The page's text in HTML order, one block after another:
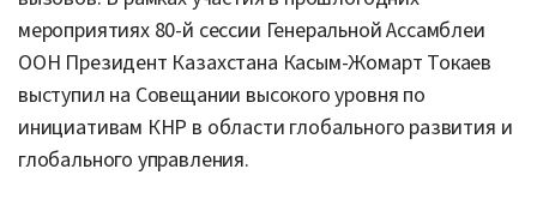
мероприятиях 80-й сессии Генеральной Ассамблеи
ООН Президент Казахстана Касым-Жомарт Токаев
выступил на Совещании высокого уровня по
инициативам КНР в области глобального развития и
глобального управления.